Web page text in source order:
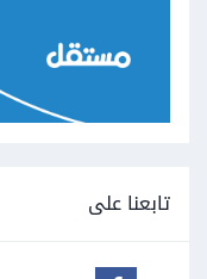
تابعنا على